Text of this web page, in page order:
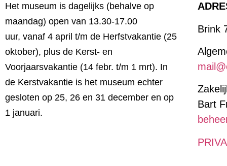
Het museum is dagelijks (behalve op
maandag) open van 13.30-17.00
uur, vanaf 4 april t/m de Herfstvakantie (25
oktober), plus de Kerst- en
Voorjaarsvakantie (14 febr. t/m 1 mrt). In
de Kerstvakantie is het museum echter
gesloten op 25, 26 en 31 december en op
1 januari.
Brink
Bart